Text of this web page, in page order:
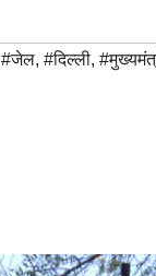
#जेल, #दिल्ली,